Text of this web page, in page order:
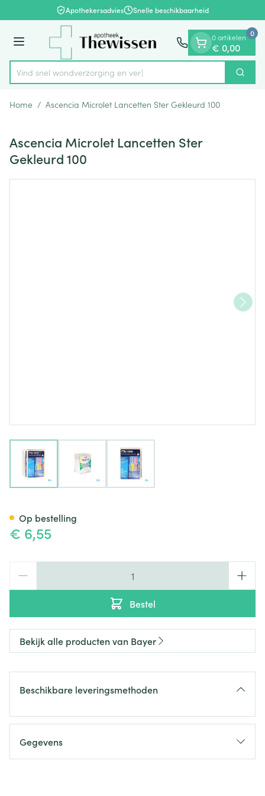
Ga naar de inhoudApothekersadvies Snelle beschikbaarheid
Menu
Product, merk, categorie...
Vind snel wondverzorgin Zoek
0 artikelen
€ 0,00
0
Home / Ascencia Microlet Lancetten Ster Gekleurd 100
Ascencia Microlet Lancetten Ster
Gekleurd 100
View larger imageView larger imageView larger image
€ 6,55
Bestel
Op bestelling
Bekijk alle producten van Bayer
Beschikbare leveringsmethoden
Gegevens